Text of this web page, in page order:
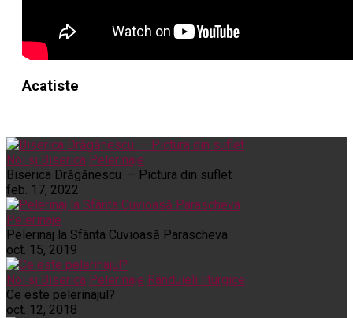
Acatiste
Noi și Biserica Pelerinaje
Biserica Drăgănescu – Pictura din suflet
feb. 17, 2022
Pelerinaje
Pelerinaj la Sfânta Cuvioasă Parascheva
oct. 15, 2019
Noi și Biserica Pelerinaje Rânduieli liturgice
Ce este pelerinajul?
oct. 12, 2018